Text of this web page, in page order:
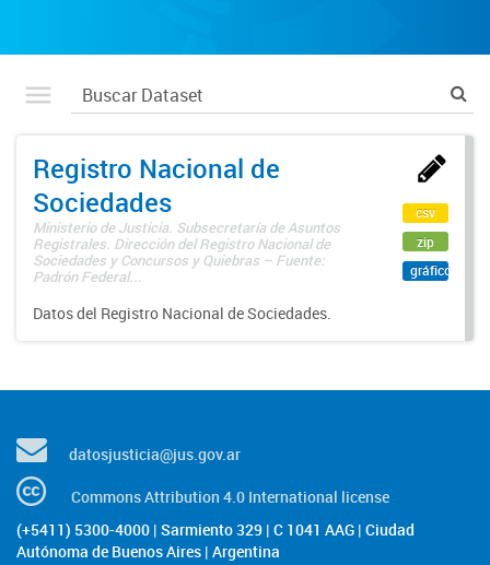
Registro Nacional de
Sociedades
Ministerio de Justicia. Subsecretaría de Asuntos
Registrales. Dirección del Registro Nacional de
Sociedades y Concursos y Quiebras – Fuente:
Padrón Federal...
Datos del Registro Nacional de Sociedades.
csv
zip
gráfico
datosjusticia@jus.gov.ar
Commons Attribution 4.0 International license
(+5411) 5300-4000 | Sarmiento 329 | C 1041 AAG | Ciudad
Autónoma de Buenos Aires | Argentina